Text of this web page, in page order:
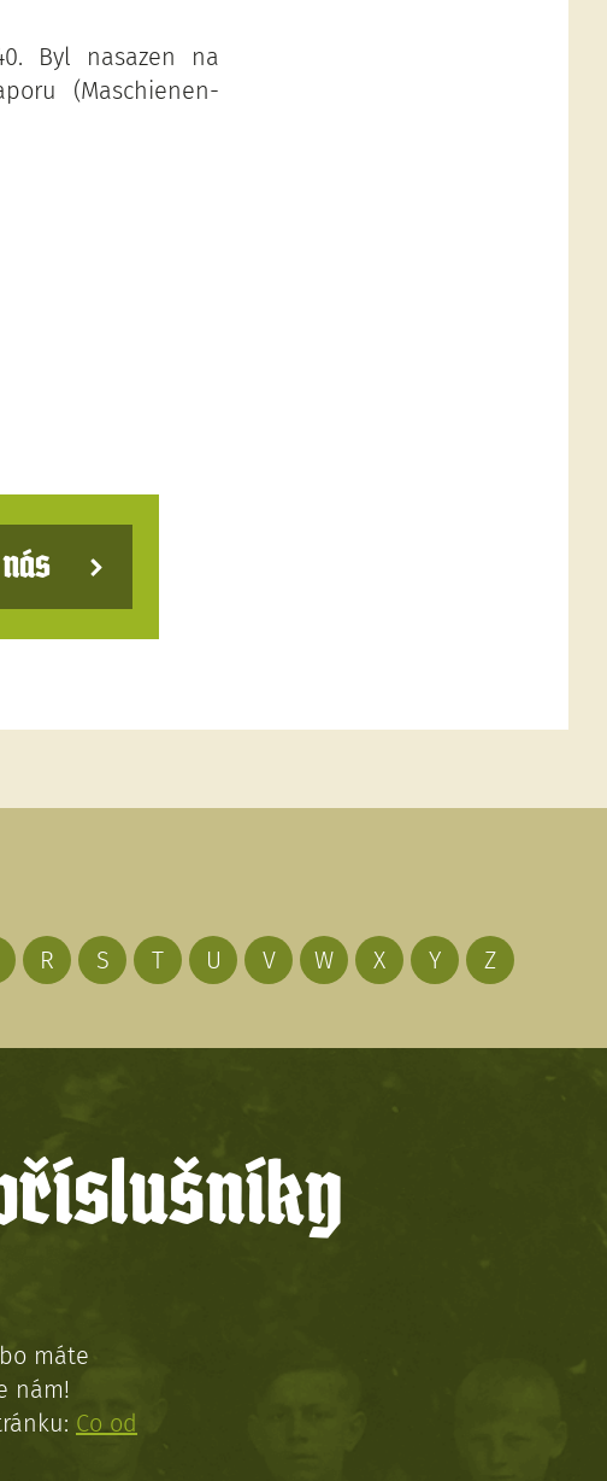
Byl nasazen na
(Maschienen-
R S T U V W X Y Z
máte
nám!
Co od